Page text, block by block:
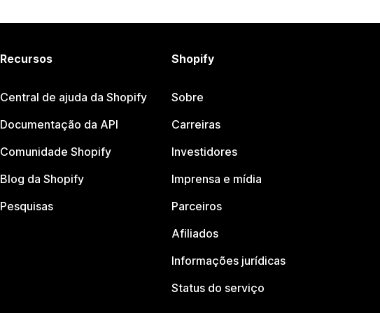
Recursos
Central de ajuda da Shopify
Documentação da API
Comunidade Shopify
Blog da Shopify
Pesquisas
Shopify
Sobre
Carreiras
Investidores
Imprensa e mídia
Parceiros
Afiliados
Informações jurídicas
Status do serviço